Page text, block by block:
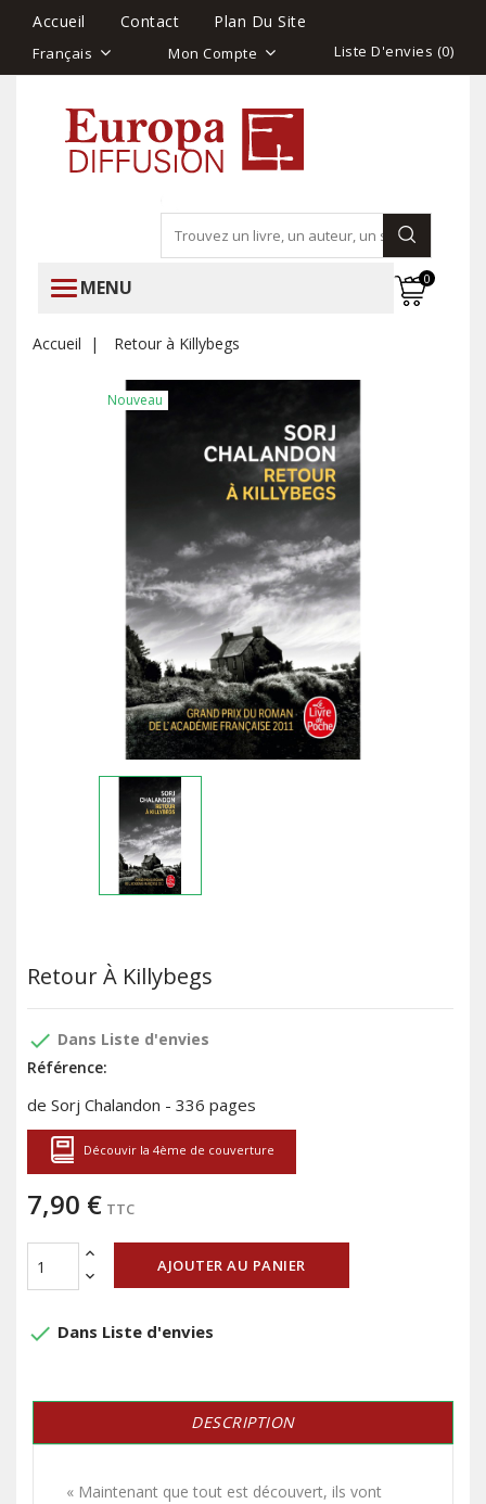
Accueil Contact Plan Du Site
Français Mon Compte Liste D'envies (0)
MENU 0
Accueil Retour à Killybegs
Nouveau
Retour À Killybegs
done Dans Liste d'envies
Référence:
de Sorj Chalandon - 336 pages
Découvir la 4ème de couverture
7,90 € TTC
AJOUTER AU PANIER
done Dans Liste d'envies
DESCRIPTION
« Maintenant que tout est découvert, ils vont